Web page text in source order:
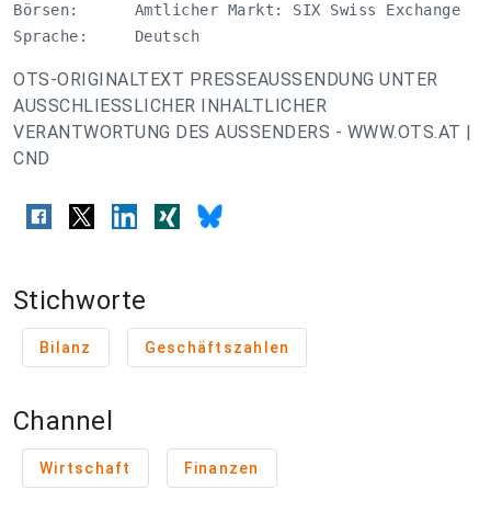
Börsen:      Amtlicher Markt: SIX Swiss Exchange
Sprache:     Deutsch
OTS-ORIGINALTEXT PRESSEAUSSENDUNG UNTER
AUSSCHLIESSLICHER INHALTLICHER
VERANTWORTUNG DES AUSSENDERS - WWW.OTS.AT |
CND
Stichworte
Bilanz Geschäftszahlen
Channel
Wirtschaft Finanzen